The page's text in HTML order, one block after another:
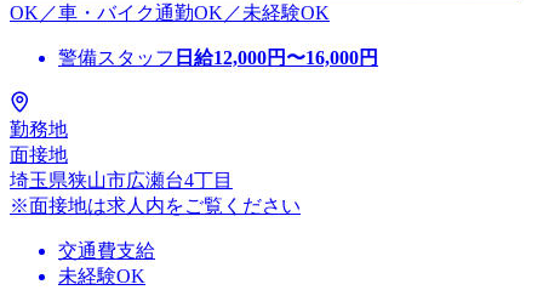
OK／車・バイク通勤OK／未経験OK
警備スタッフ 日給12,000円〜16,000円
勤務地
面接地
埼玉県狭山市広瀬台4丁目
※面接地は求人内をご覧ください
交通費支給
未経験OK